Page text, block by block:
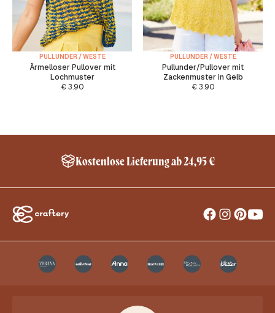
PULLUNDER / WESTE
Ärmelloser Pullover mit
Lochmuster
€3.90
PULLUNDER / WESTE
Pullunder/Pullover mit
Zackenmuster in Gelb
€3.90
Kostenlose Lieferung ab 24,95 €